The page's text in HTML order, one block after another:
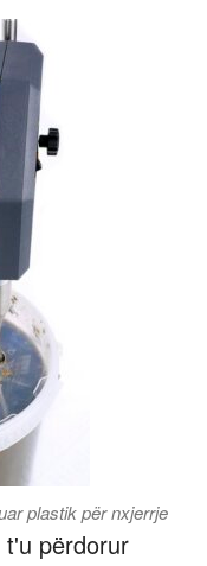
plastik për nxjerrje
përdorur